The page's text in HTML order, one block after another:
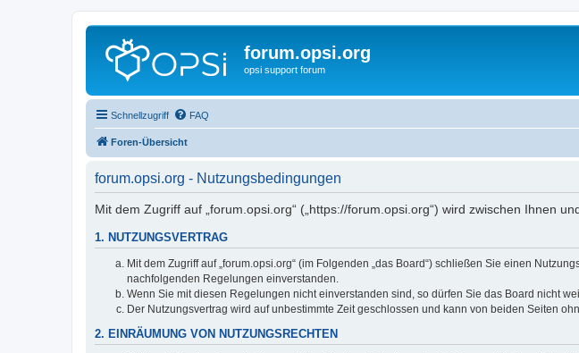
forum.opsi.org
opsi support forum
Schnellzugriff FAQ
Foren-Übersicht
forum.opsi.org - Nutzungsbedingungen
Mit dem Zugriff auf „forum.opsi.org“ („https://forum.opsi.org“) wird zwischen Ihnen
1. NUTZUNGSVERTRAG
Mit dem Zugriff auf „forum.opsi.org“ (im Folgenden „das Board“) schließen Sie einen
nachfolgenden Regelungen einverstanden.
Wenn Sie mit diesen Regelungen nicht einverstanden sind, so dürfen Sie das Board nicht
Der Nutzungsvertrag wird auf unbestimmte Zeit geschlossen und kann von beiden Seiten
2. EINRÄUMUNG VON NUTZUNGSRECHTEN